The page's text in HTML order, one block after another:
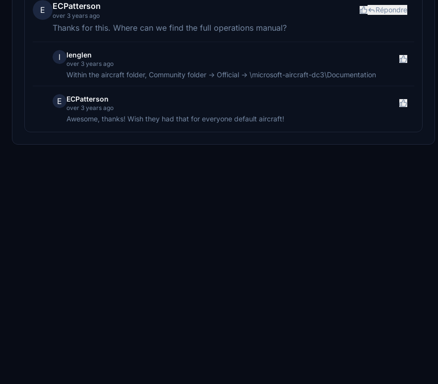
E ECPatterson
over 3 years ago
Répondre
Thanks for this. Where can we find the full operations manual?
l lenglen
over 3 years ago
Within the aircraft folder, Community folder -> Official -> \microsoft-aircraft-dc3\Documentation
E ECPatterson
over 3 years ago
Awesome, thanks! Wish they had that for everyone default aircraft!